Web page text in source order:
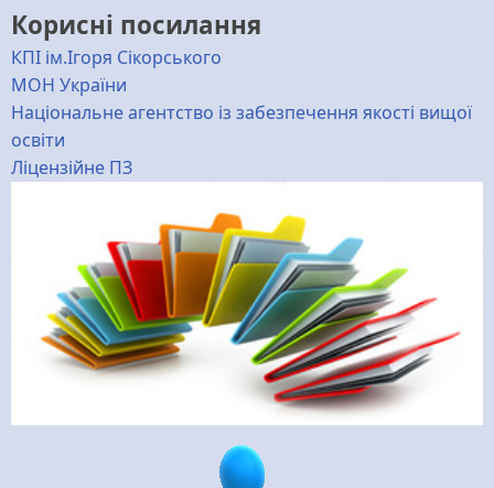
Корисні посилання
КПІ ім.Ігоря Сікорського
МОН України
Національне агентство із забезпечення якості вищої
освіти
Ліцензійне ПЗ